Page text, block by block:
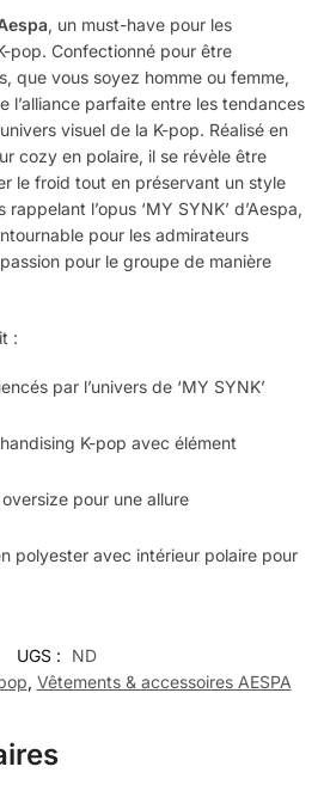
, un must-have pour les
pop. Confectionné pour être
que vous soyez homme ou femme,
l’alliance parfaite entre les tendances
visuel de la K-pop. Réalisé en
cozy en polaire, il se révèle être
le froid tout en préservant un style
l’opus ‘MY SYNK’ d’Aespa,
pour les admirateurs
pour le groupe de manière
:
par l’univers de ‘MY SYNK’
K-pop avec élément
pour une allure
polyester avec intérieur polaire pour
UGS :
ND
, Vêtements & accessoires AESPA